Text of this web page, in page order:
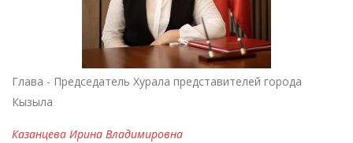
Глава - Председатель Хурала представителей города
Кызыла
Казанцева Ирина Владимировна